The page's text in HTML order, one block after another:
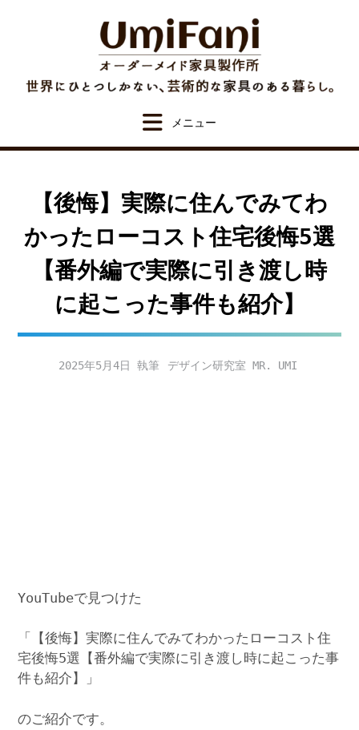
【後悔】実際に住んでみてわ
かったローコスト住宅後悔5選
【番外編で実際に引き渡し時
に起こった事件も紹介】
2025年5月4日 デザイン研究室 MR. UMI
YouTubeで見つけた
「【後悔】実際に住んでみてわかったローコスト住
宅後悔5選【番外編で実際に引き渡し時に起こった事
件も紹介】」
のご紹介です。